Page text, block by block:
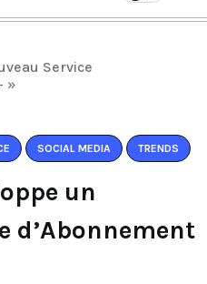
Service
»
SOCIAL MEDIA TRENDS
un
d’Abonnement